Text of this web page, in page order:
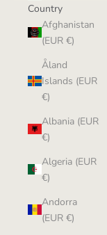
Country
Afghanistan
(EUR €)
Åland
Islands (EUR
€)
Albania (EUR
€)
Algeria (EUR
€)
Andorra
(EUR €)